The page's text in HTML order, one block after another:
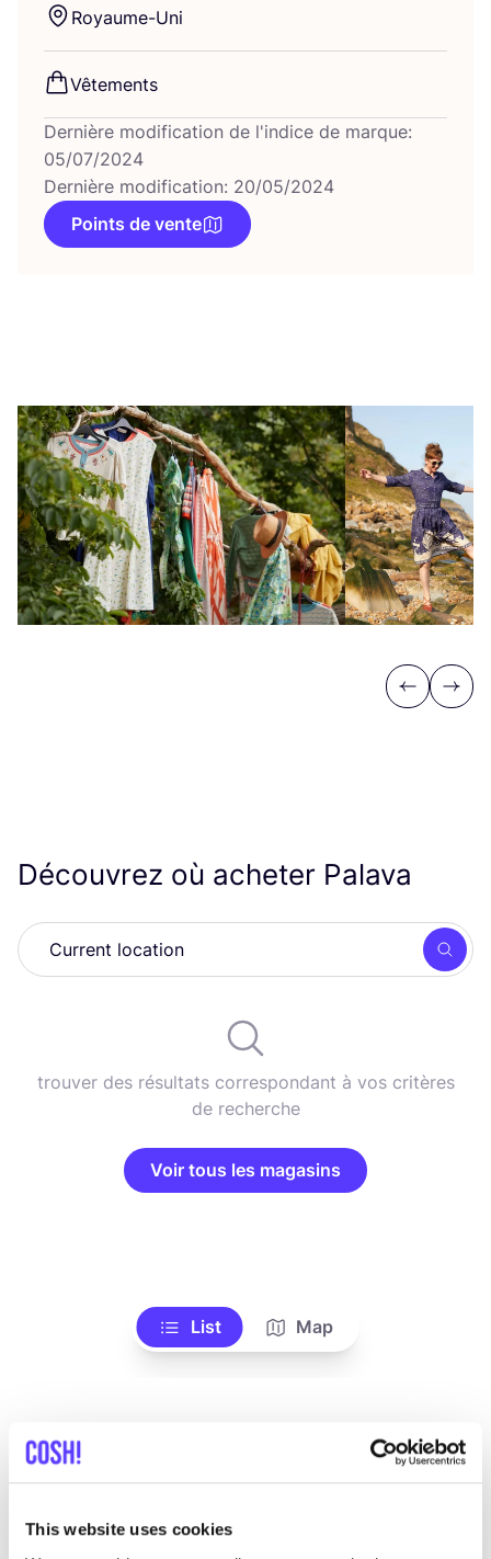
This website uses cookies
Royaume-Uni
Vête­ments
Dernière modification de l'indice de marque:
05/07/2024
Dernière modification: 20/05/2024
Points de vente
Previous
Next
Découvrez où acheter Palava
trouver des résultats correspondant à vos critères
de recherche
Voir tous les magasins
List Map